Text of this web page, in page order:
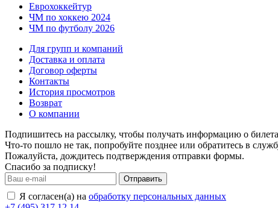
Еврохоккейтур
ЧМ по хоккею 2024
ЧМ по футболу 2026
Для групп и компаний
Доставка и оплата
Договор оферты
Контакты
История просмотров
Возврат
О компании
Подпишитесь на рассылку, чтобы получать информацию о
Что-то пошло не так, попробуйте позднее или обратитесь в
Пожалуйста, дождитесь подтверждения отправки формы.
Спасибо за подписку!
Отправить
Я согласен(а) на обработку персональных данных